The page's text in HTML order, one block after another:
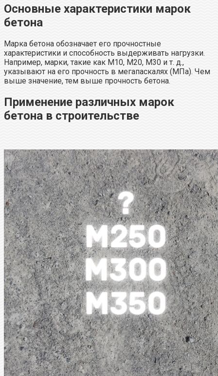
Основные характеристики марок
бетона
Марка бетона обозначает его прочностные
характеристики и способность выдерживать нагрузки.
Например, марки, такие как M10, M20, M30 и т. д.,
указывают на его прочность в мегапаскалях (МПа). Чем
выше значение, тем выше прочность бетона.
Применение различных марок
бетона в строительстве